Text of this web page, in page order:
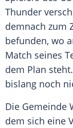
Thunder
demnach zum
befunden, wo
Match seines
dem Plan
bislang noch
Die Gemeinde
dem sich eine